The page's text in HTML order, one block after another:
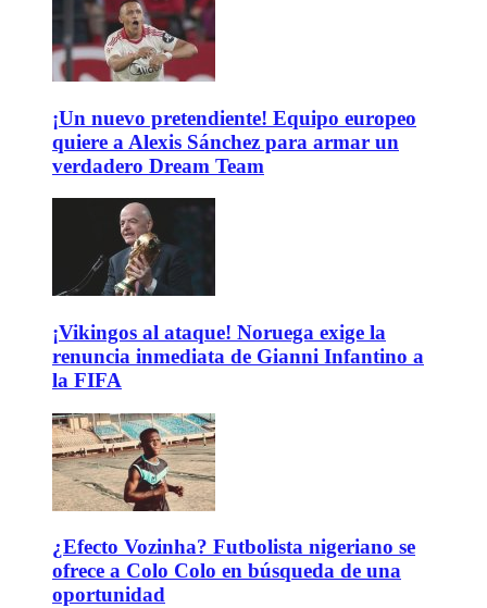
¡Un nuevo pretendiente! Equipo europeo
quiere a Alexis Sánchez para armar un
verdadero Dream Team
¡Vikingos al ataque! Noruega exige la
renuncia inmediata de Gianni Infantino a
la FIFA
¿Efecto Vozinha? Futbolista nigeriano se
ofrece a Colo Colo en búsqueda de una
oportunidad